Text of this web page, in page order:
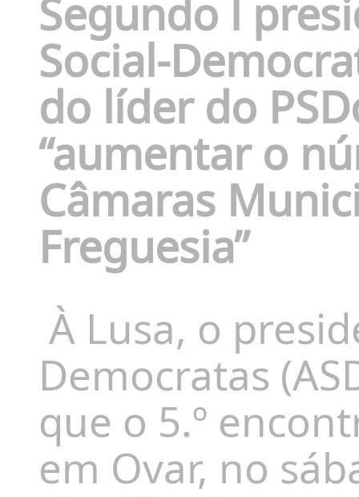
Social-
do líder do
“aumentar o
Câmaras
Freguesia”
À Lusa, o
Democratas
que o 5.º
em Ovar, no